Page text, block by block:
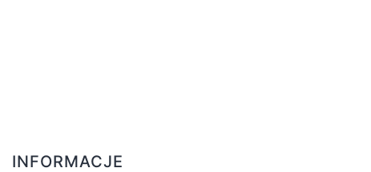
INFORMACJE